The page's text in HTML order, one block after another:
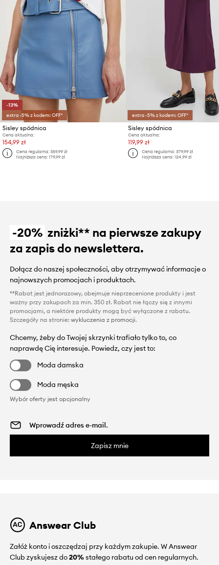
-13%
extra -5% z kodem: OFF*
Sisley spódnica
Cena aktualna:
154,99 zł
Cena regularna:359,99 zł
Najniższa cena:179,99 zł
extra -5% z kodem: OFF*
Sisley spódnica
Cena aktualna:
119,99 zł
Cena regularna:379,99 zł
Najniższa cena:124,99 zł
-20% zniżki** na pierwsze zakupy
za zapis do newslettera.
Dołącz do naszej społeczności, aby otrzymywać informacje o
najnowszych promocjach i produktach.
**Rabat jest jednorazowy, obejmuje nieprzecenione produkty i jest
ważny przy zakupach za min. 350 zł. Rabat nie łączy się z innymi
promocjami, a niektóre produkty mogą być wyłączone z rabatu.
Szczegóły na stronie: wykluczenia z promocji.
Chcemy, żeby do Twojej skrzynki trafiało tylko to, co
naprawdę Cię interesuje. Powiedz, czy jest to:
Moda damska
Moda męska
Wybór oferty jest opcjonalny
Zapisz mnie
Answear Club
Załóż konto i oszczędzaj przy każdym zakupie. W Answear
Club zyskujesz do20%stałego rabatu od cen regularnych.